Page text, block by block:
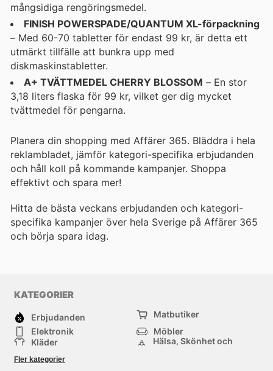
mångsidiga rengöringsmedel.
FINISH POWERSPADE/QUANTUM XL-förpackning
– Med 60-70 tabletter för endast 99 kr, är detta ett
utmärkt tillfälle att bunkra upp med
diskmaskinstabletter.
A+ TVÄTTMEDEL CHERRY BLOSSOM – En stor
3,18 liters flaska för 99 kr, vilket ger dig mycket
tvättmedel för pengarna.
Planera din shopping med Affärer 365. Bläddra i hela
reklambladet, jämför kategori-specifika erbjudanden
och håll koll på kommande kampanjer. Shoppa
effektivt och spara mer!
Hitta de bästa veckans erbjudanden och kategori-
specifika kampanjer över hela Sverige på Affärer 365
och börja spara idag.
KATEGORIER
Erbjudanden
Matbutiker
Elektronik
Möbler
Kläder
Hälsa, Skönhet och
Bygg & Trädgård
Fler kategorier